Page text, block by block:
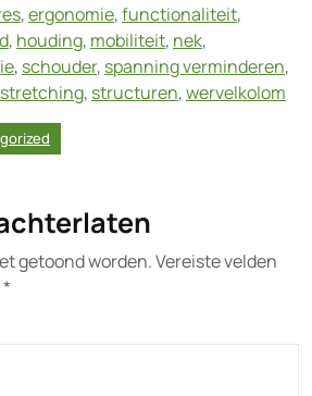
,ergonomie,functionaliteit,
, houding, mobiliteit, nek,
, schouder, spanning verminderen,
stretching, structuren,wervelkolom
getoond worden.Vereiste velden
*